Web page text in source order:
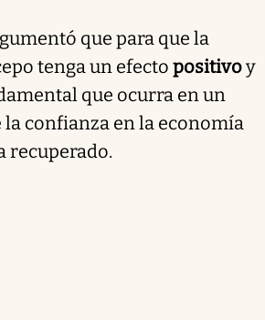
que para que la
tenga un efecto positivoy
que ocurra en un
confianza en la economía
recuperado.